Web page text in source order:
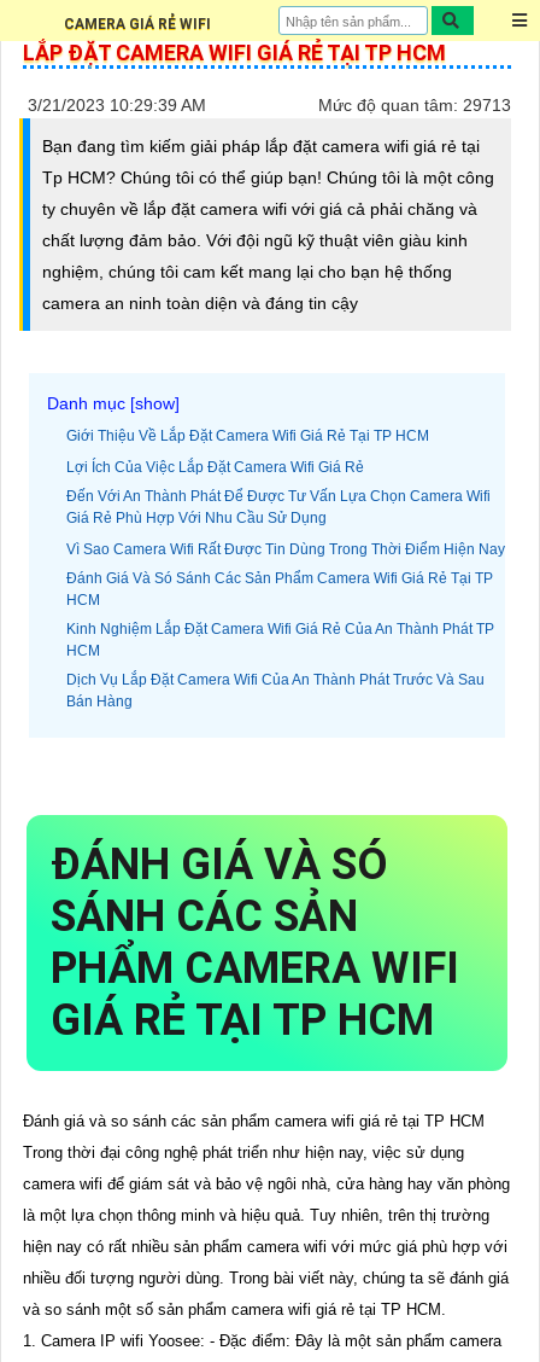
CAMERA GIÁ RẺ WIFI
LẮP ĐẶT CAMERA WIFI GIÁ RẺ TẠI TP HCM
3/21/2023 10:29:39 AM Mức độ quan tâm: 29713
Bạn đang tìm kiếm giải pháp lắp đặt camera wifi giá rẻ tại
Tp HCM? Chúng tôi có thể giúp bạn! Chúng tôi là một công
ty chuyên về lắp đặt camera wifi với giá cả phải chăng và
chất lượng đảm bảo. Với đội ngũ kỹ thuật viên giàu kinh
nghiệm, chúng tôi cam kết mang lại cho bạn hệ thống
camera an ninh toàn diện và đáng tin cậy
Giới Thiệu Về Lắp Đặt Camera Wifi Giá Rẻ Tại TP HCM
Lợi Ích Của Việc Lắp Đặt Camera Wifi Giá Rẻ
Đến Với An Thành Phát Để Được Tư Vấn Lựa Chọn Camera Wifi
Giá Rẻ Phù Hợp Với Nhu Cầu Sử Dụng
Vì Sao Camera Wifi Rất Được Tin Dùng Trong Thời Điểm Hiện Nay
Đánh Giá Và Só Sánh Các Sản Phẩm Camera Wifi Giá Rẻ Tại TP
HCM
Kinh Nghiệm Lắp Đặt Camera Wifi Giá Rẻ Của An Thành Phát TP
HCM
Dịch Vụ Lắp Đặt Camera Wifi Của An Thành Phát Trước Và Sau
Bán Hàng
ĐÁNH GIÁ VÀ SÓ
SÁNH CÁC SẢN
PHẨM CAMERA WIFI
GIÁ RẺ TẠI TP HCM
Đánh giá và so sánh các sản phẩm camera wifi giá rẻ tại TP HCM
Trong thời đại công nghệ phát triển như hiện nay, việc sử dụng
camera wifi để giám sát và bảo vệ ngôi nhà, cửa hàng hay văn phòng
là một lựa chọn thông minh và hiệu quả. Tuy nhiên, trên thị trường
hiện nay có rất nhiều sản phẩm camera wifi với mức giá phù hợp với
nhiều đối tượng người dùng. Trong bài viết này, chúng ta sẽ đánh giá
và so sánh một số sản phẩm camera wifi giá rẻ tại TP HCM.
1. Camera IP wifi Yoosee: - Đặc điểm: Đây là một sản phẩm camera